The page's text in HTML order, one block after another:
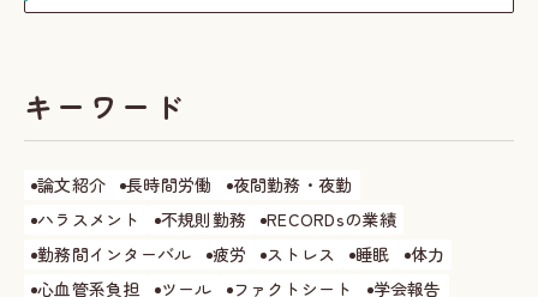
キーワード
論文紹介 長時間労働
夜間勤務・夜勤
ハラスメント
不規則勤務
RECORDsの業績
勤務間インターバル
疲労 ストレス 睡眠
体力
心血管系負担
ツール ファクトシート
学会報告